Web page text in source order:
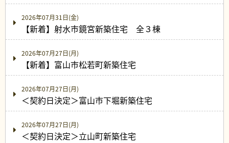
2026年07月31日(金)
【新着】射水市鏡宮新築住宅 全３棟
2026年07月27日(月)
【新着】富山市松若町新築住宅
2026年07月27日(月)
＜契約日決定＞富山市下堀新築住宅
2026年07月27日(月)
＜契約日決定＞立山町新築住宅